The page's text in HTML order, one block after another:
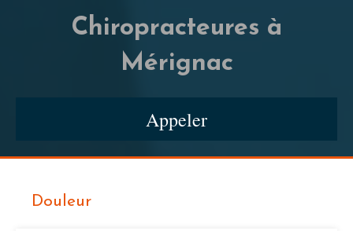
Chiropracteures à
Mérignac
Appeler
Douleur